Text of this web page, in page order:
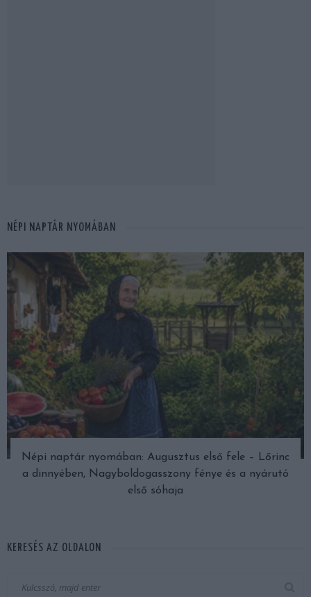
NÉPI NAPTÁR NYOMÁBAN
Népi naptár nyomában: Augusztus első fele – Lőrinc
a dinnyében, Nagyboldogasszony fénye és a nyárutó
első sóhaja
KERESÉS AZ OLDALON